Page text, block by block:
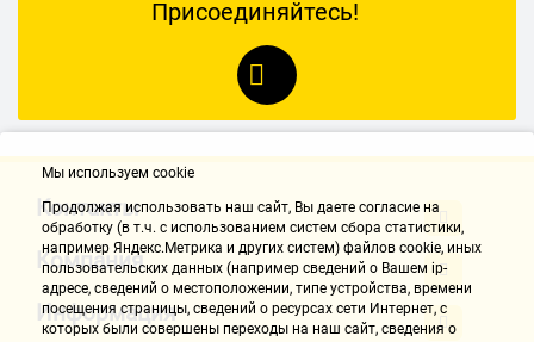
Присоединяйтесь!
Контакты
Компания
Информация
Мы используем cookie
Продолжая использовать наш cайт, Вы даете согласие на
обработку (в т.ч. с использованием систем сбора статистики,
например Яндекс.Метрика и других систем) файлов cookie, иных
пользовательских данных (например сведений о Вашем ip-
адресе, сведений о местоположении, типе устройства, времени
посещения страницы, сведений о ресурсах сети Интернет, с
которых были совершены переходы на наш сайт, сведения о